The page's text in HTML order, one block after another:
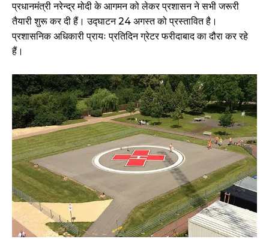
प्रधानमंत्री नरेन्द्र मोदी के आगमन को लेकर प्रशासन ने सभी जरूरी
तैयारी शुरू कर दी हैं। उद्घाटन 24 अगस्त को प्रस्तावित है।
प्रशासनिक अधिकारी प्रायः प्रतिदिन ग्रेटर फरीदाबाद का दौरा कर रहे
हैं।